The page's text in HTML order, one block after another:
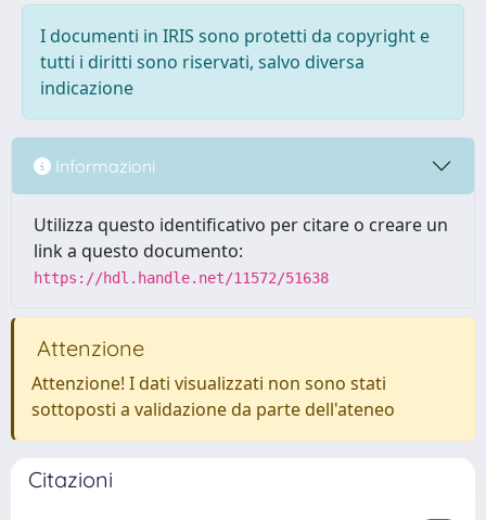
I documenti in IRIS sono protetti da copyright e
tutti i diritti sono riservati, salvo diversa
indicazione
Informazioni
Utilizza questo identificativo per citare o creare un
link a questo documento:
https://hdl.handle.net/11572/51638
Attenzione
Attenzione! I dati visualizzati non sono stati
sottoposti a validazione da parte dell'ateneo
Citazioni